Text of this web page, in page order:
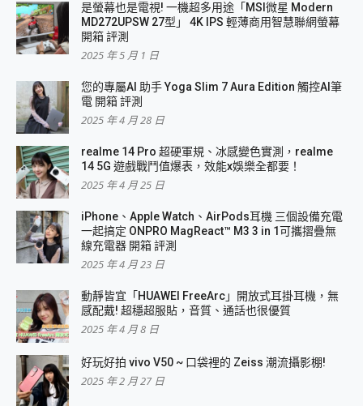
是螢幕也是電視! 一機超多用途「MSI微星 Modern
MD272UPSW 27型」 4K IPS 輕薄商用智慧聯網螢幕
開箱 評測
2025 年 5 月 1 日
您的專屬AI 助手 Yoga Slim 7 Aura Edition 觸控AI筆
電 開箱 評測
2025 年 4 月 28 日
realme 14 Pro 超硬軍規、冰感變色實測，realme
14 5G 遊戲戰鬥值爆表，效能x娛樂全都要！
2025 年 4 月 25 日
iPhone、Apple Watch、AirPods耳機 三個設備充電
一起搞定 ONPRO MagReact™ M3 3 in 1可攜摺疊無
線充電器 開箱 評測
2025 年 4 月 23 日
動靜皆宜「HUAWEI FreeArc」開放式耳掛耳機，無
感配戴! 超穩超服貼，音質、通話也很優質
2025 年 4 月 8 日
好玩好拍 vivo V50 ~ 口袋裡的 Zeiss 潮流攝影棚!
2025 年 2 月 27 日